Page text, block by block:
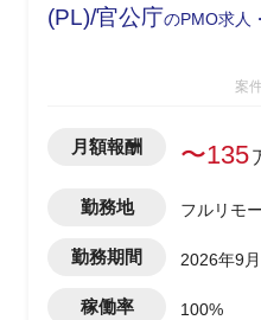
(PL)/官公庁のPMO求人
案
月額報酬 〜135
勤務地 フルリモ
勤務期間
2026年9
稼働率 100%